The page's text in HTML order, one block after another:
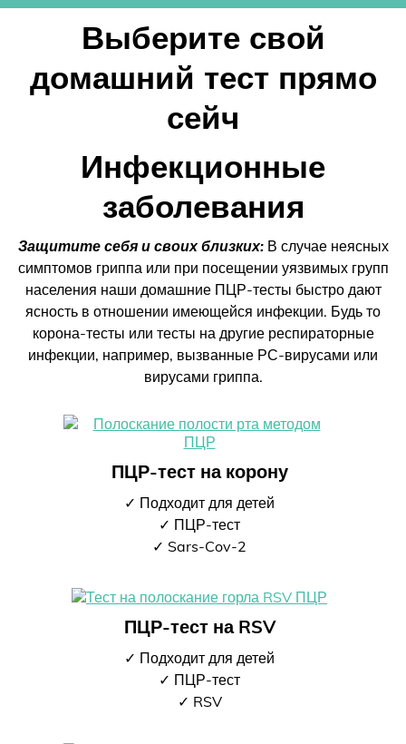
Выберите свой
домашний тест прямо
сейч
Инфекционные
заболевания
Защитите себя и своих близких:В случае неясных
симптомов гриппа или при посещении уязвимых групп
населения наши домашние ПЦР-тесты быстро дают
ясность в отношении имеющейся инфекции. Будь то
корона-тесты или тесты на другие респираторные
инфекции, например, вызванные РС-вирусами или
вирусами гриппа.
ПЦР-тест на корону
✓ Подходит для детей
✓ ПЦР-тест
✓ Sars-Cov-2
ПЦР-тест на RSV
✓ Подходит для детей
✓ ПЦР-тест
✓ RSV